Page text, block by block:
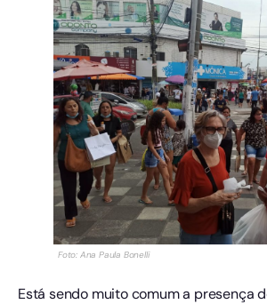
Foto: Ana Paula Bonelli
Está sendo muito comum a presença